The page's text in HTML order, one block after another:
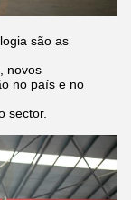
são as
novos
no país e no
sector.